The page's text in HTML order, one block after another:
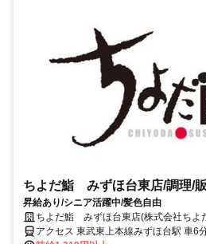
ちよだ鮨 みずほ台東店/調理/
昇給あり/シニア活躍中/髪色自由
ちよだ鮨 みずほ台東店(株式会社ちよ
アクセス 東武東上本線みずほ台駅 車6